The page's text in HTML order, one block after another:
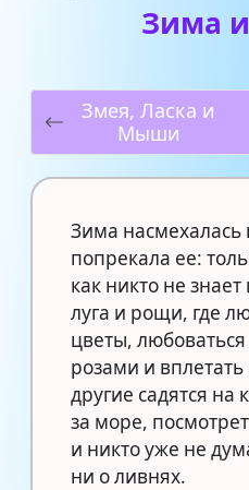
Зима
Змея, Ласка и
Мыши
Зима насмехалась
попрекала ее:
как никто не
луга и рощи, где
цветы,
розами и вплетать
другие садятся на
за море,
и никто уже не
ни о ливнях.